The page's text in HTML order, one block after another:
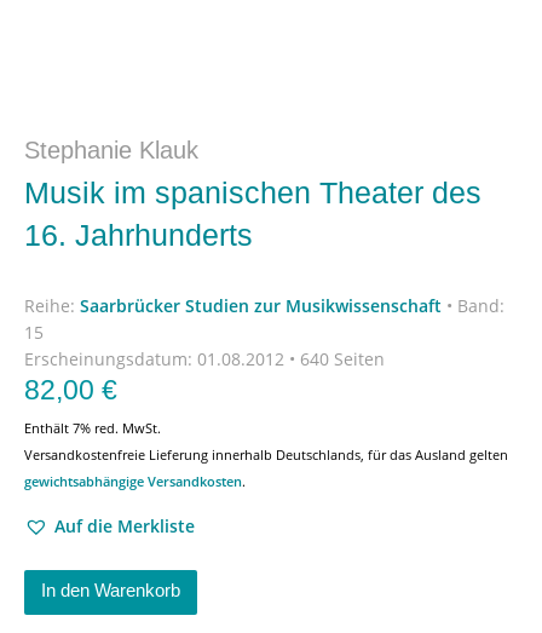
Stephanie Klauk
Musik im spanischen Theater des
16. Jahrhunderts
Reihe: Saarbrücker Studien zur Musikwissenschaft • Band:
15
Erscheinungsdatum: 01.08.2012 • 640 Seiten
82,00 €
Enthält 7% red. MwSt.
Versandkostenfreie Lieferung innerhalb Deutschlands, für das Ausland gelten
gewichtsabhängige Versandkosten.
Auf die Merkliste
In den Warenkorb